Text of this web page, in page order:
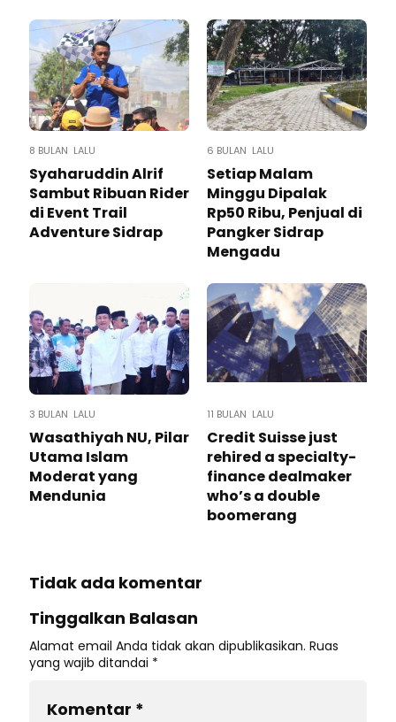
8 BULAN LALU
Syaharuddin Alrif
Sambut Ribuan Rider
di Event Trail
Adventure Sidrap
6 BULAN LALU
Setiap Malam
Minggu Dipalak
Rp50 Ribu, Penjual di
Pangker Sidrap
Mengadu
3 BULAN LALU
Wasathiyah NU, Pilar
Utama Islam
Moderat yang
Mendunia
11 BULAN LALU
Credit Suisse just
rehired a specialty-
finance dealmaker
who’s a double
boomerang
Tidak ada komentar
Tinggalkan Balasan
Alamat email Anda tidak akan dipublikasikan. Ruas
yang wajib ditandai *
Komentar *